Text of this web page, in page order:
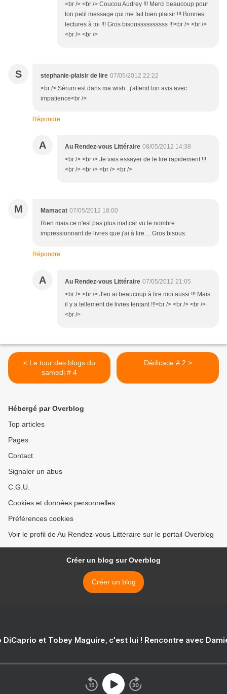
<br /> <br /> Coucou Audrey !!! Merci beaucoup pour
ton petit message qui me fait bien plaisir !!! Bonnes
lectures à toi !!! Gros bisoussssssssss !!!<br /> <br />
<br /> <br />
S stephanie-plaisir de lire 07/05/2012 22:22
<br /> Sérum est dans ma wish...j'attend ton avis avec
impatience<br />
Répondre
A Au Rendez-vous Littéraire 08/05/2012 14:38
<br /> <br /> Je vais essayer de le lire rapidement !!!
<br /> <br /> <br /> <br />
M Mamacat 07/05/2012 18:00
Rien mais ce n'est pas plus mal car vu le nombre
impressionnant de livres que j'ai à lire ... Gros bisous.
Répondre
A Au Rendez-vous Littéraire 07/05/2012 21:05
<br /> <br /> J'en ai beaucoup à lire moi aussi !!! Mais
il y a tellement de livres tentant !!!<br /> <br /> <br />
<br />
< Le tour des blogs du
samedi # 4
Dédicace # 2 >
Hébergé par Overblog
Top articles
Pages
Contact
Signaler un abus
C.G.U.
Cookies et données personnelles
Préférences cookies
Voir le profil de Au Rendez-vous Littéraire sur le portail Overblog
Créer un blog sur Overblog
Créer un blog
DiCaprio et Tobey Maguire, c'est lui ! Rencontre avec